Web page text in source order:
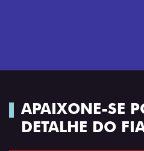
APAIXONE-SE
DETALHE DO